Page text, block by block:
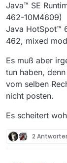
Java™ SE
462-10M4609)
Java HotSpot™
462, mixed
Es muß aber
tun haben,
vom selben
nicht posten.
Es scheitert
2